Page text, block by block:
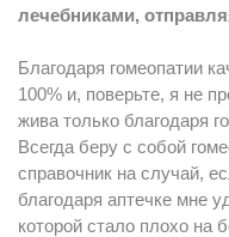
лечебниками,
Благодаря гомеопатии
100% и, поверьте, я не
жива только благодаря
Всегда беру с собой
справочник на случай,
благодаря аптечке мне
которой стало плохо на